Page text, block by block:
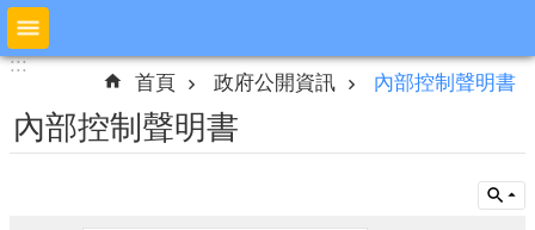
跳到主要內容區塊
搜
尋
::::::
首頁 政府公開資訊 內部控制聲明書
內部控制聲明書